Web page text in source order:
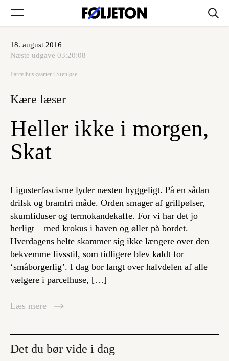
Forsider
Søg
Log ind
18. august 2016
Næste udgave 03:20:08
Parcelhuskvarter i Stenløse.
Kære læser
Heller ikke i morgen,
Skat
Ligusterfascisme lyder næsten hyggeligt. På en sådan
drilsk og bramfri måde. Orden smager af grillpølser,
skumfiduser og termokandekaffe. For vi har det jo
herligt – med krokus i haven og øller på bordet.
Hverdagens helte skammer sig ikke længere over den
bekvemme livsstil, som tidligere blev kaldt for
‘småborgerlig’. I dag bor langt over halvdelen af alle
vælgere i parcelhuse, […]
Læs mere
Det du bør vide i dag